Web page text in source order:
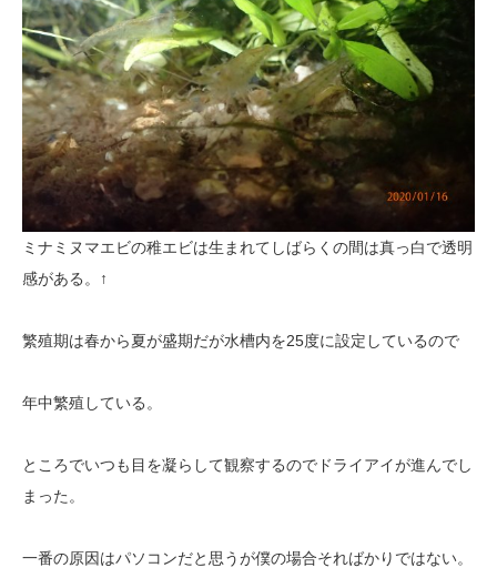
ミナミヌマエビの稚エビは生まれてしばらくの間は真っ白で透明
感がある。↑
繁殖期は春から夏が盛期だが水槽内を25度に設定しているので
年中繁殖している。
ところでいつも目を凝らして観察するのでドライアイが進んでし
まった。
一番の原因はパソコンだと思うが僕の場合そればかりではない。